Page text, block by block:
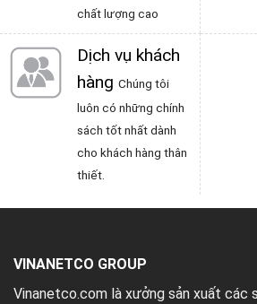
chất lượng cao
Dịch vụ khách
hàng Chúng tôi
luôn có những chính
sách tốt nhất dành
cho khách hàng thân
thiết.
VINANETCO GROUP
Vinanetco.com là xưởng sản xuất các